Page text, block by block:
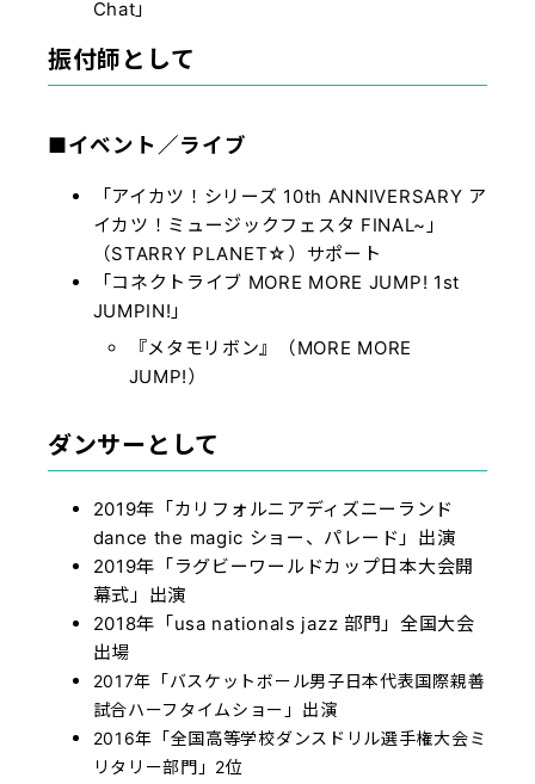
Chat」
振付師として
■イベント／ライブ
「アイカツ！シリーズ 10th ANNIVERSARY ア
イカツ！ミュージックフェスタ FINAL~」
（STARRY PLANET☆）サポート
「コネクトライブ MORE MORE JUMP! 1st
JUMPIN!」
『メタモリボン』（MORE MORE
JUMP!）
ダンサーとして
2019年 「カリフォルニアディズニーランド
dance the magic ショー、パレード」出演
2019年「ラグビーワールドカップ日本大会開
幕式」出演
2018年「usa nationals jazz 部門」全国大会
出場
2017年「バスケットボール男子日本代表国際親善
試合ハーフタイムショー」出演
2016年「全国高等学校ダンスドリル選手権大会ミ
リタリー部門」2位